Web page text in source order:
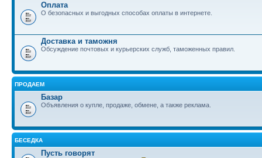
Оплата
О безопасных и выгодных способах оплаты в интернете.
Доставка и таможня
Обсуждение почтовых и курьерских служб, таможенных правил.
ПРОДАЕМ
Базар
Объявления о купле, продаже, обмене, а также реклама.
БЕСЕДКА
Пусть говорят